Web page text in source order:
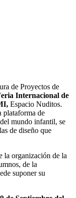
de Proyectos de
Internacional de
Espacio Nuditos.
plataforma de
mundo infantil, se
de diseño que
la organización de la
de la
suponer su